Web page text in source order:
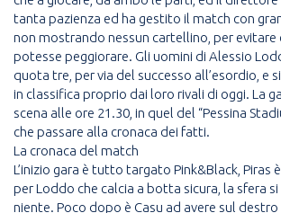
tanta pazienza ed ha gestito il match con
non mostrando nessun cartellino, per evitare
potesse peggiorare. Gli uomini di Alessio
quota tre, per via del successo all’esordio, e
in classifica proprio dai loro rivali di oggi. La
scena alle ore 21.30, in quel del “Pessina
che passare alla cronaca dei fatti.
La cronaca del match
L’inizio gara è tutto targato Pink&Black, Piras
per Loddo che calcia a botta sicura, la sfera
niente. Poco dopo è Casu ad avere sul